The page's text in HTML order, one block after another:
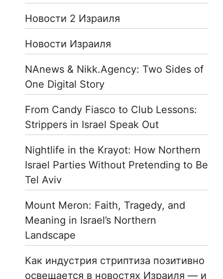
Новости 2 Израиля
Новости Израиля
NAnews & Nikk.Agency: Two Sides of
One Digital Story
From Candy Fiasco to Club Lessons:
Strippers in Israel Speak Out
Nightlife in the Krayot: How Northern
Israel Parties Without Pretending to Be
Tel Aviv
Mount Meron: Faith, Tragedy, and
Meaning in Israel’s Northern
Landscape
Как индустрия стриптиза позитивно
освещается в новостях Израиля — и